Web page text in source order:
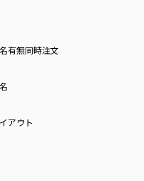
有無同時注文
アウト